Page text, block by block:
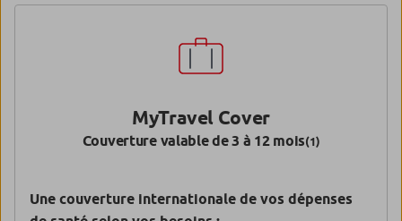
MyTravel Cover
Couverture valable de 3 à 12 mois(1)
Une couverture internationale de vos dépenses